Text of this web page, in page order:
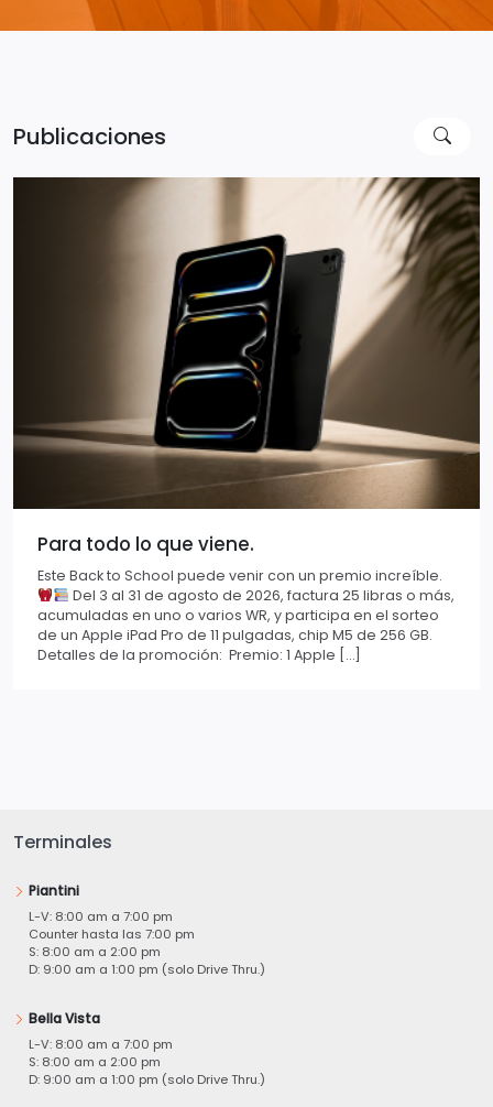
Publicaciones
Para todo lo que viene.
Este Back to School puede venir con un premio increíble.
Del 3 al 31 de agosto de 2026, factura 25 libras o más,
acumuladas en uno o varios WR, y participa en el sorteo
de un Apple iPad Pro de 11 pulgadas, chip M5 de 256 GB.
Detalles de la promoción: Premio: 1 Apple […]
Terminales
Piantini
L-V: 8:00 am a 7:00 pm
Counter hasta las 7:00 pm
S: 8:00 am a 2:00 pm
D: 9:00 am a 1:00 pm (solo Drive Thru.)
Bella Vista
L-V: 8:00 am a 7:00 pm
S: 8:00 am a 2:00 pm
D: 9:00 am a 1:00 pm (solo Drive Thru.)